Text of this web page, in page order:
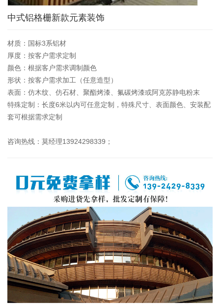
中式铝格栅新款元素装饰
材质：国标3系铝材
厚度：按客户需求定制
颜色：根据客户需求调制颜色
形状：按客户需求加工（任意造型）
表面：仿木纹、仿石材、聚酯烤漆、氟碳烤漆或阿克苏静电粉末
特殊定制：长度6米以内可任意定制，特殊尺寸、表面颜色、安装配
套可根据需求定制
咨询热线：莫经理13924298339；